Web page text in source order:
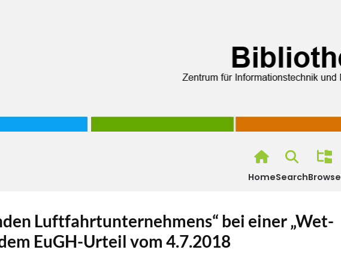
HomeSearchBrowse
Luftfahrtunternehmens“ bei einer „Wet-
EuGH-Urteil vom 4.7.2018